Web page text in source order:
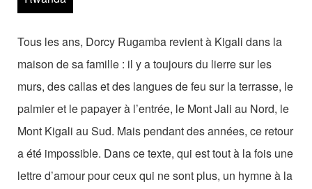
Les Zébrures d’automne
Les Zébrures du printemps
Maison des auteurs·rices
Archives numériques
PROJET ARTISTIQUE
Équipe
Tous les ans, Dorcy Rugamba revient à Kigali dans la
maison de sa famille : il y a toujours du lierre sur les
murs, des callas et des langues de feu sur la terrasse, le
palmier et le papayer à l’entrée, le Mont Jali au Nord, le
Mont Kigali au Sud. Mais pendant des années, ce retour
a été impossible. Dans ce texte, qui est tout à la fois une
lettre d’amour pour ceux qui ne sont plus, un hymne à la